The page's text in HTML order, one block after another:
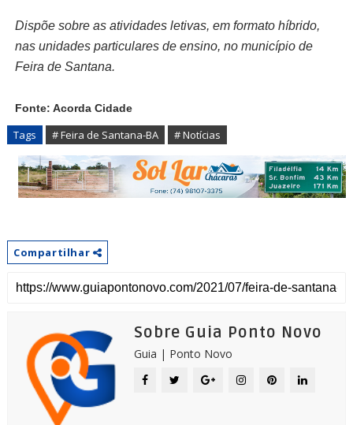
Dispõe sobre as atividades letivas, em formato híbrido,
nas unidades particulares de ensino, no município de
Feira de Santana.
Fonte: Acorda Cidade
Tags # Feira de Santana-BA # Notícias
Compartilhar
Sobre Guia Ponto Novo
Guia | Ponto Novo